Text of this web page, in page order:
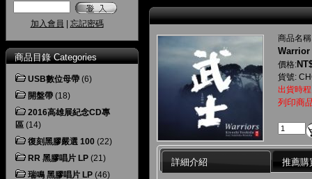
加入會員 忘記密碼
商品目錄 Categories
USB數位母帶 (6)
開盤帶 (18)
2016高雄展紀念CD專
區 (14)
復刻黑膠嚴選 100 (22)
RR 黑膠唱片 LP (21)
瑞鳴 黑膠唱片 LP (46)
商品名
價格:
貨號:
出貨時
列印商
詳細介紹 推薦購